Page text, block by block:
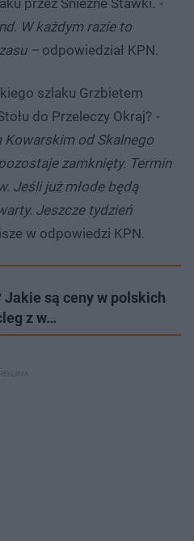
W każdym razie to
– odpowiedział KPN.
szlaku Grzbietem
do Przeleczy Okraj? -
Kowarskim od Skalnego
zamknięty. Termin
Jeśli już młode będą
Jeszcze tydzień
w odpowiedzi KPN.
Jakie są ceny w polskich
z w…